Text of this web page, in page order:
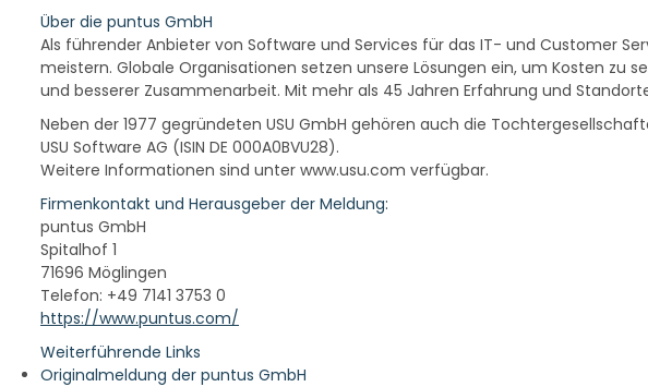
Über die puntus GmbH
Als führender Anbieter von Software und Services für das IT- und Customer
meistern. Globale Organisationen setzen unsere Lösungen ein, um Kosten zu
und besserer Zusammenarbeit. Mit mehr als 45 Jahren Erfahrung und
Neben der 1977 gegründeten USU GmbH gehören auch die
USU Software AG (ISIN DE 000A0BVU28).
Weitere Informationen sind unter www.usu.com verfügbar.
Firmenkontakt und Herausgeber der Meldung:
puntus GmbH
Spitalhof 1
71696 Möglingen
Telefon: +49 7141 3753 0
https://www.puntus.com/
Weiterführende Links
Originalmeldung der puntus GmbH